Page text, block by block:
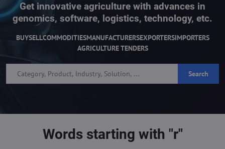
Get innovative agriculture with advances in
genomics, software, logistics, technology, etc.
BUYSELLCOMMODITIESMANUFACTURERSEXPORTERSIMPORTERS
AGRICULTURE TENDERS
Search
Words starting with "r"